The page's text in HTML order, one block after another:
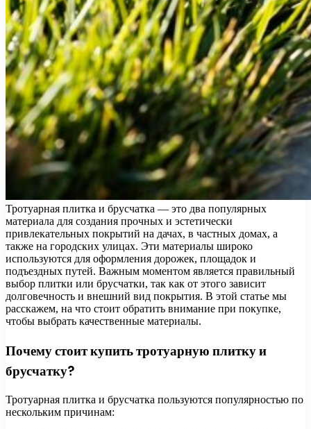
Тротуарная плитка и брусчатка — это два популярных
материала для создания прочных и эстетически
привлекательных покрытий на дачах, в частных домах, а
также на городских улицах. Эти материалы широко
используются для оформления дорожек, площадок и
подъездных путей. Важным моментом является правильный
выбор плитки или брусчатки, так как от этого зависит
долговечность и внешний вид покрытия. В этой статье мы
расскажем, на что стоит обратить внимание при покупке,
чтобы выбрать качественные материалы.
Почему стоит купить тротуарную плитку и
брусчатку?
Тротуарная плитка и брусчатка пользуются популярностью по
нескольким причинам: